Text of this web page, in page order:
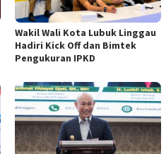
Wakil Wali Kota Lubuk Linggau
Hadiri Kick Off dan Bimtek
Pengukuran IPKD